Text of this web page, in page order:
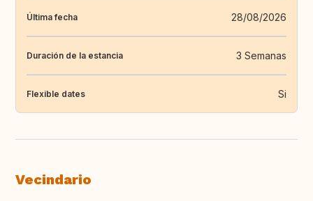
Última fecha 28/08/2026
Duración de la estancia 3 Semanas
Flexible dates Si
Vecindario